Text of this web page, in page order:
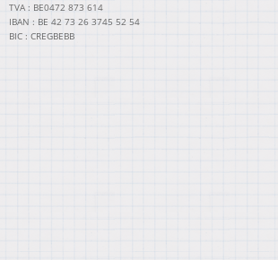
TVA : BE0472 873 614
IBAN : BE 42 73 26 3745 52 54
BIC : CREGBEBB